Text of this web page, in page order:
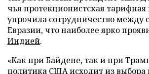
чья протекционистская
упрочила сотрудничество между
Евразии, что наиболее ярко
Индией.
«Как при Байдене, так и при
политика США исходит из